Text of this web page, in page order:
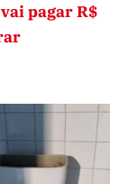
pagar R$